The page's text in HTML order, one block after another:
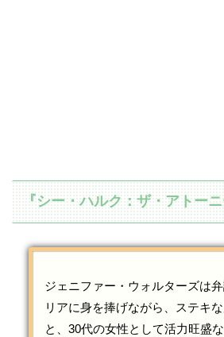
『シー・ハルク：ザ・アトー
ジェニファー・ウォルターズは
リアに身を捧げながら、ステキ
と、30代の女性として活力旺盛